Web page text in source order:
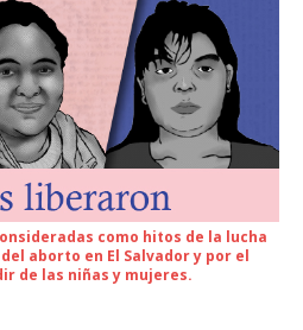
como hitos de la lucha
aborto en El Salvador y por el
de las niñas y mujeres.